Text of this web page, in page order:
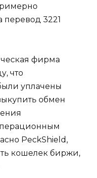
перевод 3221
фирма
что
уплачены
обмен
PeckShield,
кошелек биржи,